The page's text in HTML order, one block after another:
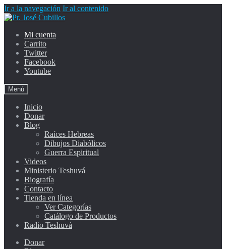
Ir a la navegación Ir al contenido
Mi cuenta
Carrito
Twitter
Facebook
Youtube
Menú
Inicio
Donar
Blog
Raíces Hebreas
Dibujos Diabólicos
Guerra Espiritual
Videos
Ministerio Teshuvá
Biografía
Contacto
Tienda en línea
Ver Categorías
Catálogo de Productos
Radio Teshuvá
Donar